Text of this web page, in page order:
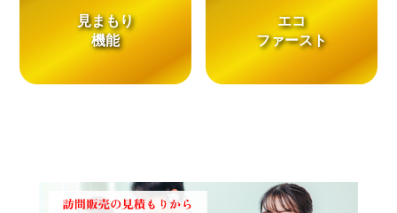
見まもり
機能
エコ
ファースト